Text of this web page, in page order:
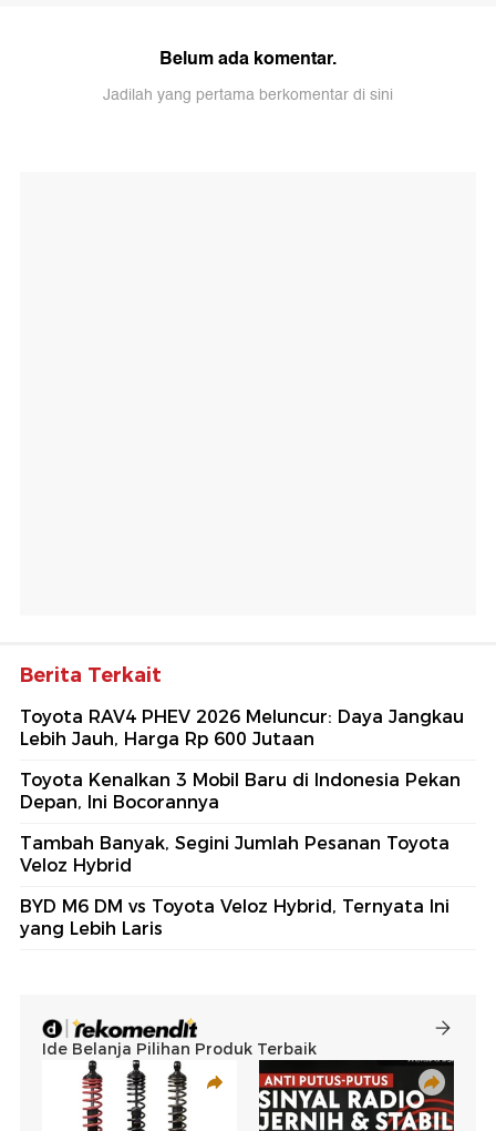
Belum ada komentar.
Jadilah yang pertama berkomentar di sini
Berita Terkait
Toyota RAV4 PHEV 2026 Meluncur: Daya Jangkau
Lebih Jauh, Harga Rp 600 Jutaan
Toyota Kenalkan 3 Mobil Baru di Indonesia Pekan
Depan, Ini Bocorannya
Tambah Banyak, Segini Jumlah Pesanan Toyota
Veloz Hybrid
BYD M6 DM vs Toyota Veloz Hybrid, Ternyata Ini
yang Lebih Laris